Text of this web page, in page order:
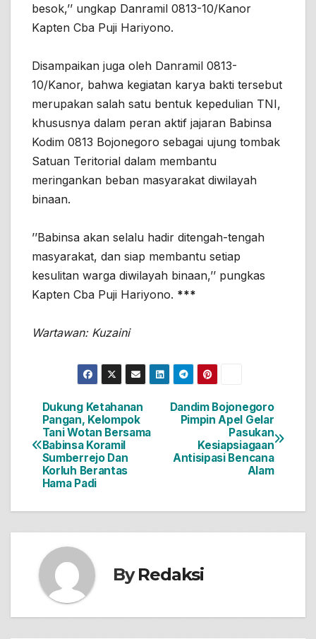
besok,’’ ungkap Danramil 0813-10/Kanor
Kapten Cba Puji Hariyono.
Disampaikan juga oleh Danramil 0813-
10/Kanor, bahwa kegiatan karya bakti tersebut
merupakan salah satu bentuk kepedulian TNI,
khususnya dalam peran aktif jajaran Babinsa
Kodim 0813 Bojonegoro sebagai ujung tombak
Satuan Teritorial dalam membantu
meringankan beban masyarakat diwilayah
binaan.
’’Babinsa akan selalu hadir ditengah-tengah
masyarakat, dan siap membantu setiap
kesulitan warga diwilayah binaan,’’ pungkas
Kapten Cba Puji Hariyono. ***
Wartawan: Kuzaini
Navigasi
pos
Dandim Bojonegoro
Pimpin Apel Gelar
Pasukan
Kesiapsiagaan
Antisipasi Bencana
Alam
Dukung Ketahanan
Pangan, Kelompok
Tani Wotan Bersama
Babinsa Koramil
Sumberrejo Dan
Korluh Berantas
Hama Padi
ByRedaksi